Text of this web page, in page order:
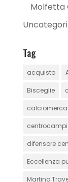
Molfetta
Tag
acquisto
Bisceglie
difensore
Eccellenza
Martino